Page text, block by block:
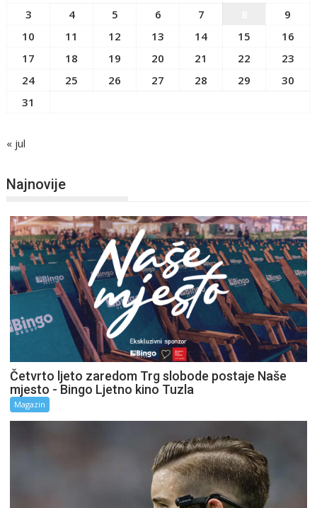
3
4 5 6 7
9
10
11 12 13 14 15
16
17
18 19 20 21 22
23
24
25 26 27 28 29
30
31
« jul
Najnovije
Četvrto ljeto zaredom Trg slobode postaje Naše
mjesto - Bingo Ljetno kino Tuzla
Magazin